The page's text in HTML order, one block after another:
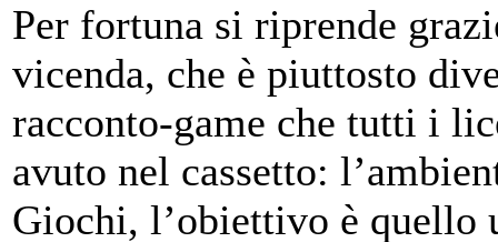
Per fortuna si riprende
vicenda, che è piuttosto
racconto-game che tutti i
avuto nel cassetto:
Giochi, l’obiettivo è quello